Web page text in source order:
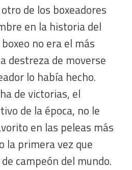
de los boxeadores
en la historia del
no era el más
destreza de moverse
lo había hecho.
de victorias, el
de la época, no le
en las peleas más
la primera vez que
campeón del mundo.